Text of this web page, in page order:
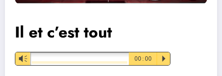
Il et c’est tout
Vm 00:00 P